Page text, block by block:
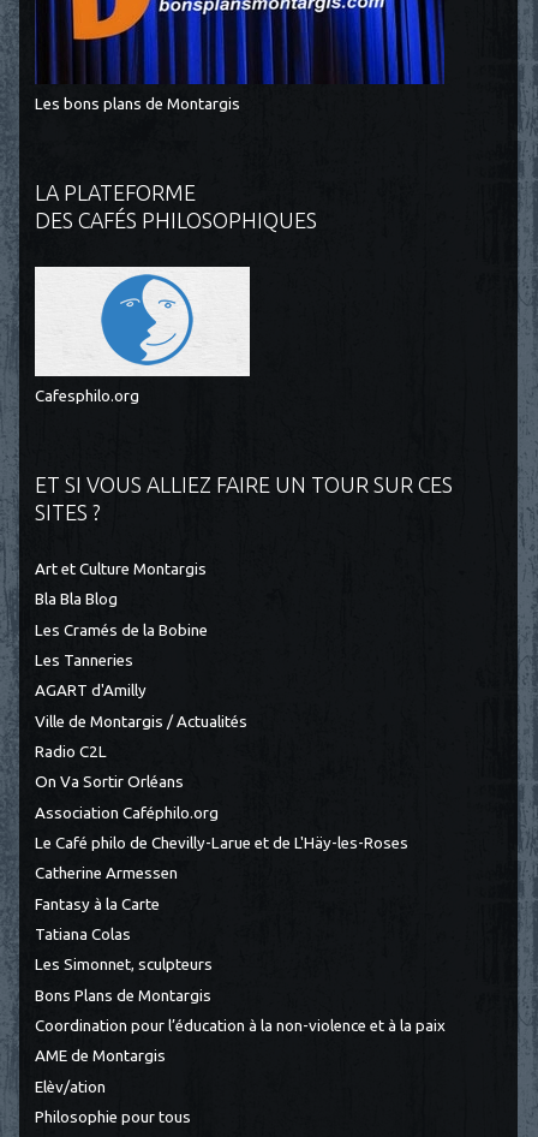
Les bons plans de Montargis
LA PLATEFORME
DES CAFÉS PHILOSOPHIQUES
Cafesphilo.org
ET SI VOUS ALLIEZ FAIRE UN TOUR SUR CES
SITES ?
Art et Culture Montargis
Bla Bla Blog
Les Cramés de la Bobine
Les Tanneries
AGART d'Amilly
Ville de Montargis / Actualités
Radio C2L
On Va Sortir Orléans
Association Caféphilo.org
Le Café philo de Chevilly-Larue et de L'Häy-les-Roses
Catherine Armessen
Fantasy à la Carte
Tatiana Colas
Les Simonnet, sculpteurs
Bons Plans de Montargis
Coordination pour l’éducation à la non-violence et à la paix
AME de Montargis
Elèv/ation
Philosophie pour tous